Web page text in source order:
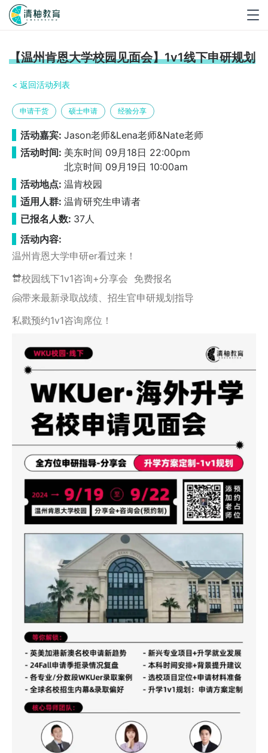
【温州肯恩大学校园见面会】1v1线下申研规划
申请干货 硕士申请 经验分享
活动嘉宾: Jason老师&Lena老师&Nate老师
活动时间: 美东时间 09月18日 22:00pm
北京时间 09月19日 10:00am
活动地点: 温肯校园
适用人群: 温肯研究生申请者
已报名人数: 37人
活动内容:
温州肯恩大学申研er看过来！
🔛校园线下1v1咨询+分享会 免费报名
🤗带来最新录取战绩、招生官申研规划指导
私戳预约1v1咨询席位！
< 返回活动列表